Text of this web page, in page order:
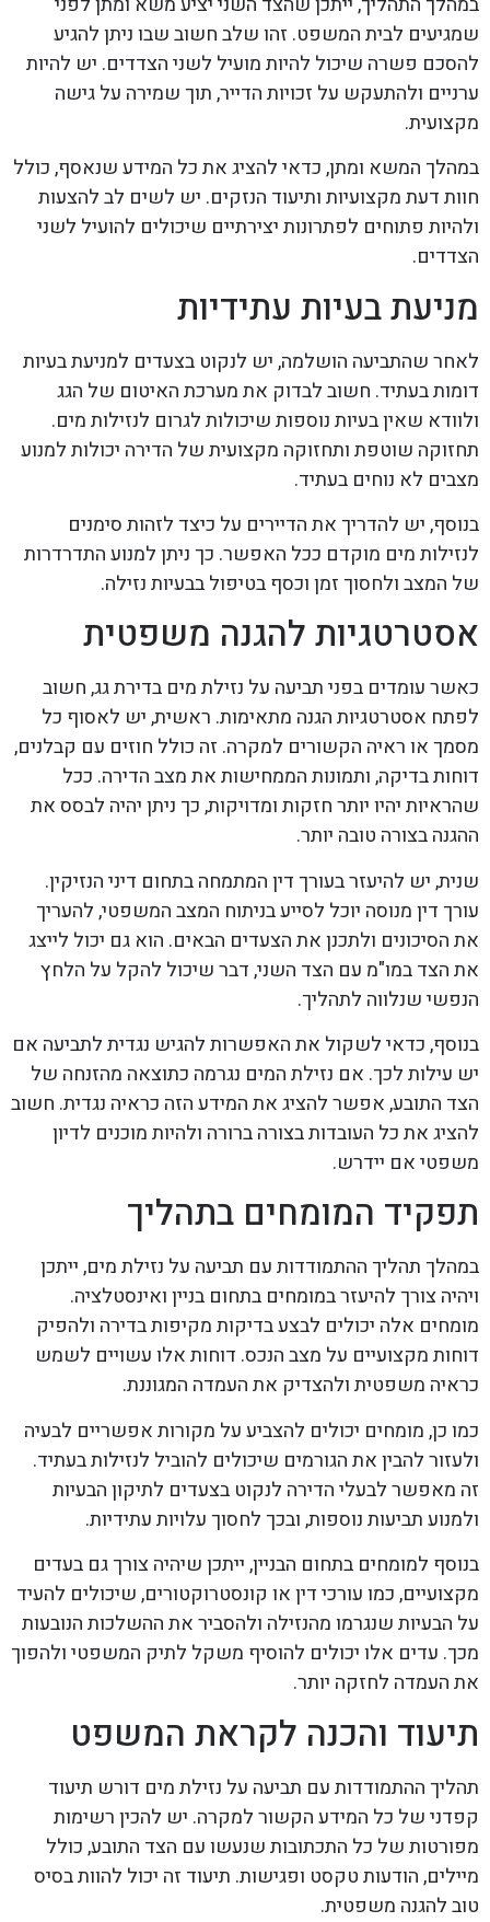
שמגיעים לבית המשפט. זהו שלב חשוב שבו ניתן להגיע
להסכם פשרה שיכול להיות מועיל לשני הצדדים. יש להיות
ערניים ולהתעקש על זכויות הדייר, תוך שמירה על גישה
מקצועית.
במהלך המשא ומתן, כדאי להציג את כל המידע שנאסף, כולל
חוות דעת מקצועיות ותיעוד הנזקים. יש לשים לב להצעות
ולהיות פתוחים לפתרונות יצירתיים שיכולים להועיל לשני
הצדדים.
מניעת בעיות עתידיות
לאחר שהתביעה הושלמה, יש לנקוט בצעדים למניעת בעיות
דומות בעתיד. חשוב לבדוק את מערכת האיטום של הגג
ולוודא שאין בעיות נוספות שיכולות לגרום לנזילות מים.
תחזוקה שוטפת ותחזוקה מקצועית של הדירה יכולות למנוע
מצבים לא נוחים בעתיד.
בנוסף, יש להדריך את הדיירים על כיצד לזהות סימנים
לנזילות מים מוקדם ככל האפשר. כך ניתן למנוע התדרדרות
של המצב ולחסוך זמן וכסף בטיפול בבעיות נזילה.
אסטרטגיות להגנה משפטית
כאשר עומדים בפני תביעה על נזילת מים בדירת גג, חשוב
לפתח אסטרטגיות הגנה מתאימות. ראשית, יש לאסוף כל
מסמך או ראיה הקשורים למקרה. זה כולל חוזים עם קבלנים,
דוחות בדיקה, ותמונות הממחישות את מצב הדירה. ככל
שהראיות יהיו יותר חזקות ומדויקות, כך ניתן יהיה לבסס את
ההגנה בצורה טובה יותר.
שנית, יש להיעזר בעורך דין המתמחה בתחום דיני הנזיקין.
עורך דין מנוסה יוכל לסייע בניתוח המצב המשפטי, להעריך
את הסיכונים ולתכנן את הצעדים הבאים. הוא גם יכול לייצג
את הצד במו"מ עם הצד השני, דבר שיכול להקל על הלחץ
הנפשי שנלווה לתהליך.
בנוסף, כדאי לשקול את האפשרות להגיש נגדית לתביעה אם
יש עילות לכך. אם נזילת המים נגרמה כתוצאה מהזנחה של
הצד התובע, אפשר להציג את המידע הזה כראיה נגדית. חשוב
להציג את כל העובדות בצורה ברורה ולהיות מוכנים לדיון
משפטי אם יידרש.
תפקיד המומחים בתהליך
במהלך תהליך ההתמודדות עם תביעה על נזילת מים, ייתכן
ויהיה צורך להיעזר במומחים בתחום בניין ואינסטלציה.
מומחים אלה יכולים לבצע בדיקות מקיפות בדירה ולהפיק
דוחות מקצועיים על מצב הנכס. דוחות אלו עשויים לשמש
כראיה משפטית ולהצדיק את העמדה המגוננת.
כמו כן, מומחים יכולים להצביע על מקורות אפשריים לבעיה
ולעזור להבין את הגורמים שיכולים להוביל לנזילות בעתיד.
זה מאפשר לבעלי הדירה לנקוט בצעדים לתיקון הבעיות
ולמנוע תביעות נוספות, ובכך לחסוך עלויות עתידיות.
בנוסף למומחים בתחום הבניין, ייתכן שיהיה צורך גם בעדים
מקצועיים, כמו עורכי דין או קונסטרוקטורים, שיכולים להעיד
על הבעיות שנגרמו מהנזילה ולהסביר את ההשלכות הנובעות
מכך. עדים אלו יכולים להוסיף משקל לתיק המשפטי ולהפוך
את העמדה לחזקה יותר.
תיעוד והכנה לקראת המשפט
תהליך ההתמודדות עם תביעה על נזילת מים דורש תיעוד
קפדני של כל המידע הקשור למקרה. יש להכין רשימות
מפורטות של כל התכתובות שנעשו עם הצד התובע, כולל
מיילים, הודעות טקסט ופגישות. תיעוד זה יכול להוות בסיס
טוב להגנה משפטית.